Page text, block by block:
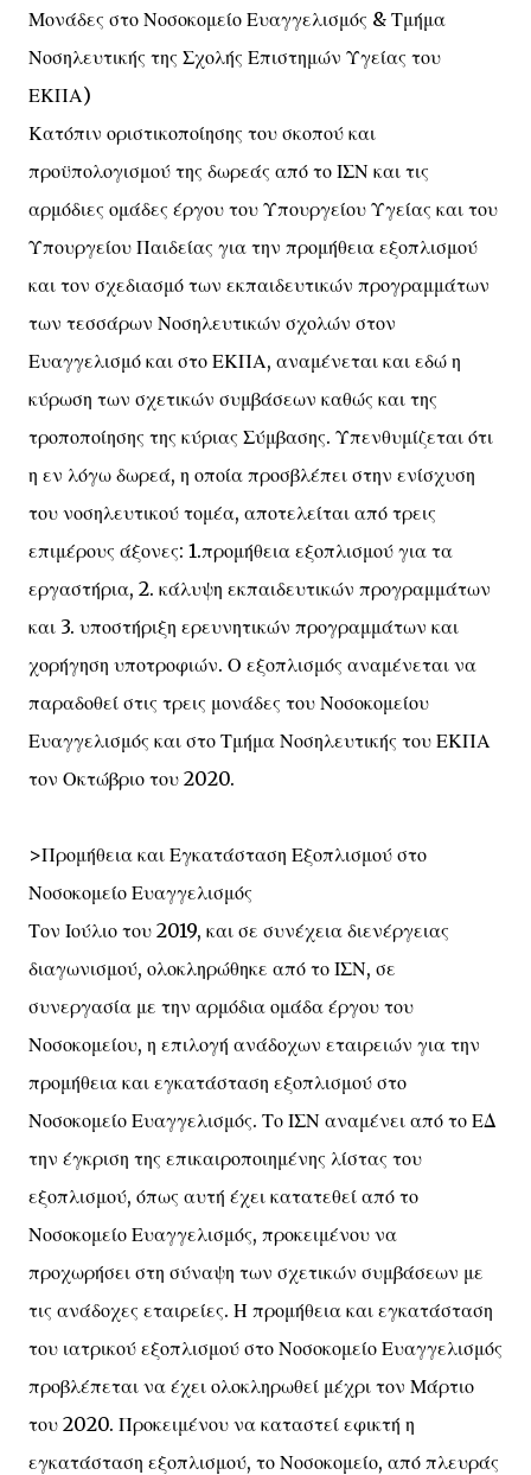
Μονάδες στο Νοσοκομείο Ευαγγελισμός & Τμήμα
Νοσηλευτικής της Σχολής Επιστημών Υγείας του
ΕΚΠΑ)
Κατόπιν οριστικοποίησης του σκοπού και
προϋπολογισμού της δωρεάς από το ΙΣΝ και τις
αρμόδιες ομάδες έργου του Υπουργείου Υγείας και του
Υπουργείου Παιδείας για την προμήθεια εξοπλισμού
και τον σχεδιασμό των εκπαιδευτικών προγραμμάτων
των τεσσάρων Νοσηλευτικών σχολών στον
Ευαγγελισμό και στο ΕΚΠΑ, αναμένεται και εδώ η
κύρωση των σχετικών συμβάσεων καθώς και της
τροποποίησης της κύριας Σύμβασης. Υπενθυμίζεται ότι
η εν λόγω δωρεά, η οποία προσβλέπει στην ενίσχυση
του νοσηλευτικού τομέα, αποτελείται από τρεις
επιμέρους άξονες: 1.προμήθεια εξοπλισμού για τα
εργαστήρια, 2. κάλυψη εκπαιδευτικών προγραμμάτων
και 3. υποστήριξη ερευνητικών προγραμμάτων και
χορήγηση υποτροφιών. Ο εξοπλισμός αναμένεται να
παραδοθεί στις τρεις μονάδες του Νοσοκομείου
Ευαγγελισμός και στο Τμήμα Νοσηλευτικής του ΕΚΠΑ
τον Οκτώβριο του 2020.
>Προμήθεια και Εγκατάσταση Εξοπλισμού στο
Νοσοκομείο Ευαγγελισμός
Τον Ιούλιο του 2019, και σε συνέχεια διενέργειας
διαγωνισμού, ολοκληρώθηκε από το ΙΣΝ, σε
συνεργασία με την αρμόδια ομάδα έργου του
Νοσοκομείου, η επιλογή ανάδοχων εταιρειών για την
προμήθεια και εγκατάσταση εξοπλισμού στο
Νοσοκομείο Ευαγγελισμός. Το ΙΣΝ αναμένει από το ΕΔ
την έγκριση της επικαιροποιημένης λίστας του
εξοπλισμού, όπως αυτή έχει κατατεθεί από το
Νοσοκομείο Ευαγγελισμός, προκειμένου να
προχωρήσει στη σύναψη των σχετικών συμβάσεων με
τις ανάδοχες εταιρείες. Η προμήθεια και εγκατάσταση
του ιατρικού εξοπλισμού στο Νοσοκομείο Ευαγγελισμός
προβλέπεται να έχει ολοκληρωθεί μέχρι τον Μάρτιο
του 2020. Προκειμένου να καταστεί εφικτή η
εγκατάσταση εξοπλισμού, το Νοσοκομείο, από πλευράς